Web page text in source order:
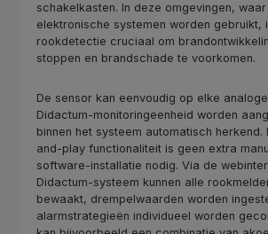
schakelkasten. In deze omgevingen,
elektronische systemen worden gebruikt,
rookdetectie cruciaal om
stoppen en brandschade te voorkomen.
De sensor kan eenvoudig op elke
Didactum-monitoringeenheid worden
binnen het systeem automatisch herkend.
and-play functionaliteit is geen extra
software-installatie nodig. Via de
Didactum-systeem kunnen alle
bewaakt, drempelwaarden worden
alarmstrategieën individueel worden